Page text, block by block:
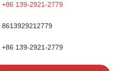
+86 139-2921-2779
8613929212779
+86 139-2921-2779